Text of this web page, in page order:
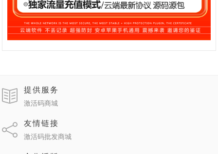
提供服务
激活码商城
友情链接
激活码批发商城